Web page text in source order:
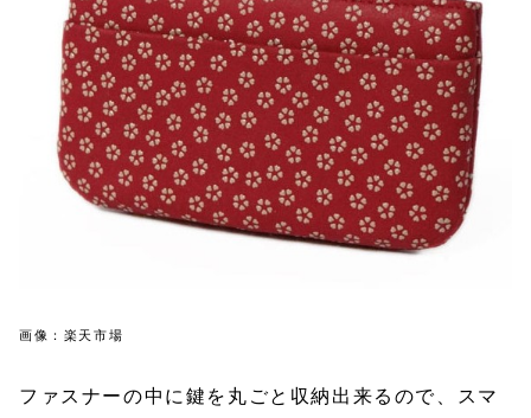
画像：楽天市場
ファスナーの中に鍵を丸ごと収納出来るので、スマ